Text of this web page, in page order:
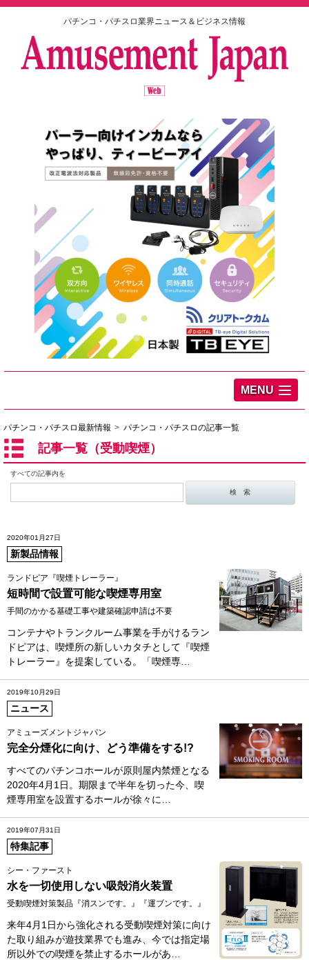
パチンコ・パチスロ業界ニュース＆ビジネス情報
MENU
パチンコ・パチスロ最新情報 パチンコ・パチスロの記事一覧
記事一覧（受動喫煙）
すべての記事内を
2020年01月27日
新製品情報
ランドピア『喫煙トレーラー』
短時間で設置可能な喫煙専用室
手間のかかる基礎工事や建築確認申請は不要
コンテナやトランクルーム事業を手がけるラン
ドピアは、喫煙所の新しいカタチとして『喫煙
トレーラー』を提案している。「喫煙専…
2019年10月29日
ニュース
アミューズメントジャパン
完全分煙化に向け、どう準備をする!?
すべてのパチンコホールが原則屋内禁煙となる
2020年4月1日。期限まで半年を切った今、喫
煙専用室を設置するホールが徐々に…
2019年07月31日
特集記事
シー・ファースト
水を一切使用しない吸殻消火装置
受動喫煙対策製品『消スンです。』『運ブンです。』
来年4月1日から強化される受動喫煙対策に向け
た取り組みが遊技業界でも進み、今では指定場
所以外での喫煙を禁止するホールがあ…